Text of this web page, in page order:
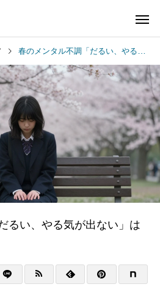
春のメンタル不調「だるい、やる気が出ない」はうつ？原因と対策
るい、やる気が出ない」は